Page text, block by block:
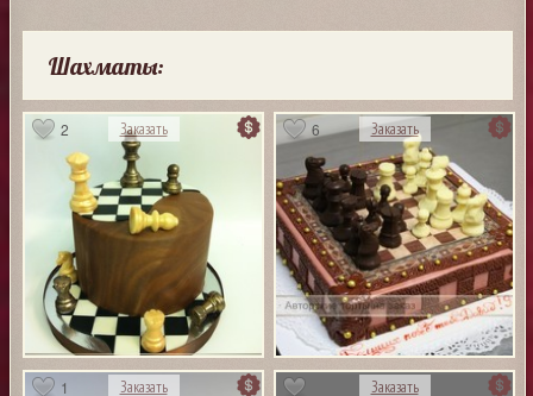
Шахматы:
2 Заказать 6 Заказать
1 Заказать Заказать